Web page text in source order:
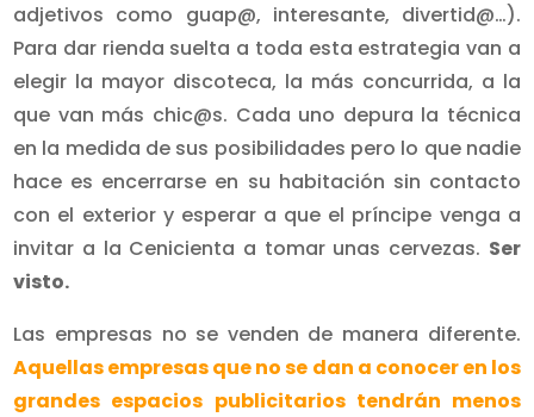
adjetivos como guap@, interesante, divertid@…).
Para dar rienda suelta a toda esta estrategia van a
elegir la mayor discoteca, la más concurrida, a la
que van más chic@s. Cada uno depura la técnica
en la medida de sus posibilidades pero lo que nadie
hace es encerrarse en su habitación sin contacto
con el exterior y esperar a que el príncipe venga a
invitar a la Cenicienta a tomar unas cervezas. Ser
visto.
Las empresas no se venden de manera diferente.
Aquellas empresas que no se dan a conocer en los
grandes espacios publicitarios tendrán menos